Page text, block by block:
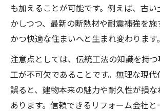
リフォーム選びで失敗しな
も加えることが可能です。例えば、古
かしつつ、最新の断熱材や耐震補強を施
かつ快適な住まいへと生まれ変わります。
注意点としては、伝統工法の知識を持
工が不可欠であることです。無理な現代
誤ると、建物本来の魅力や耐久性が損な
あります。信頼できるリフォーム会社と